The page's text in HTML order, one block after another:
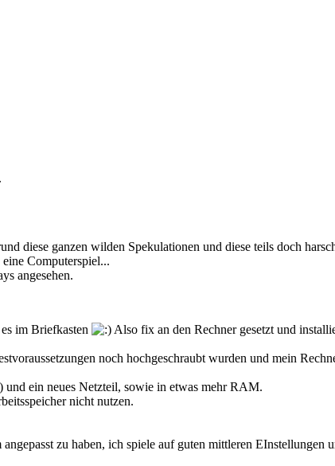
diese ganzen wilden Spekulationen und diese teils doch
Computerspiel...
angesehen.
im Briefkasten
Also fix an den Rechner gesetzt und
noch hochgeschraubt wurden und mein
ein neues Netzteil, sowie in etwas mehr RAM.
nicht nutzen.
zu haben, ich spiele auf guten mittleren EInstellungen